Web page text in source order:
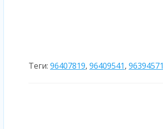
Теги: 96407819, 96409541, 96394571